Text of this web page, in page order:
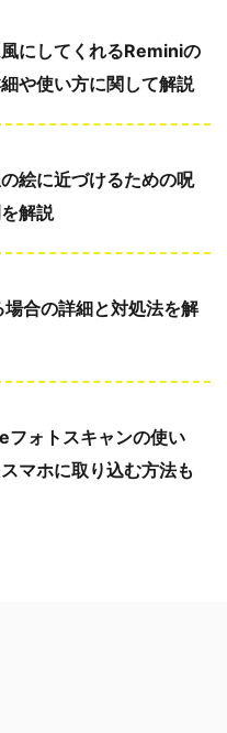
にしてくれるReminiの
や使い方に関して解説
絵に近づけるための呪
解説
合の詳細と対処法を解
フォトスキャンの使い
マホに取り込む方法も